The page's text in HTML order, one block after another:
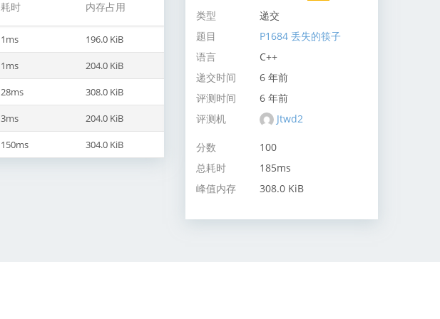
耗时 内存占用
1ms 196.0 KiB
1ms 204.0 KiB
28ms 308.0 KiB
3ms 204.0 KiB
150ms 304.0 KiB
类型
递交
题目
P1684 丢失的筷子
语言
C++
递交时间
6 年前
评测时间
6 年前
评测机
Jtwd2
分数
100
总耗时
185ms
峰值内存
308.0 KiB